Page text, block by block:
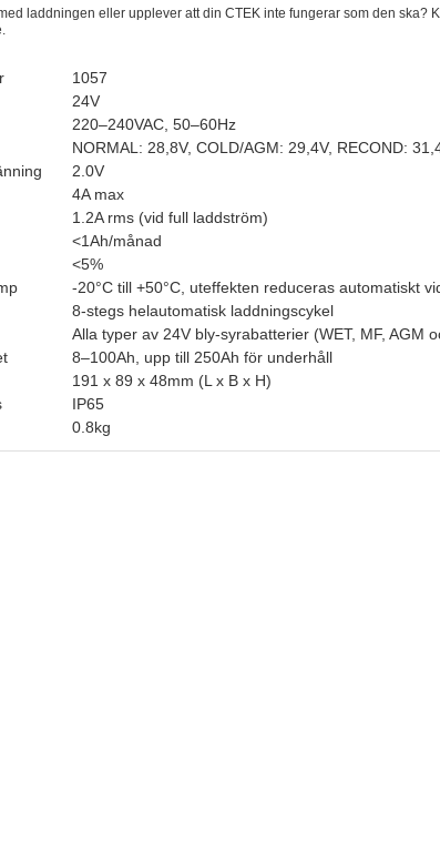
laddningen eller upplever att din CTEK inte fungerar som den ska?
1057
24V
220–240VAC, 50–60Hz
NORMAL: 28,8V, COLD/AGM: 29,4V, RECOND:
2.0V
4A max
1.2A rms (vid full laddström)
<1Ah/månad
<5%
-20°C till +50°C, uteffekten reduceras automatiskt
8-stegs helautomatisk laddningscykel
Alla typer av 24V bly-syrabatterier (WET, MF, AGM
8–100Ah, upp till 250Ah för underhåll
191 x 89 x 48mm (L x B x H)
IP65
0.8kg